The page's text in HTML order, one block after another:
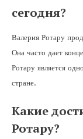
сегодня?
Валерия Ротару
Она часто дает
Ротару является
стране.
Какие
Ротару?